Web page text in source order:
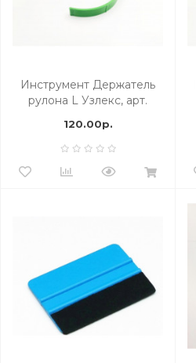
Инструмент Держатель
рулона L Узлекс, арт.
120.00р.